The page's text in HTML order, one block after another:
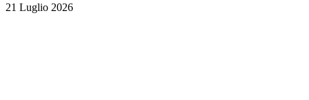
21 Luglio 2026